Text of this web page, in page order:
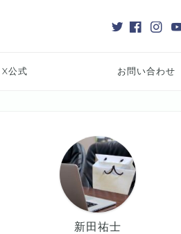
X公式 お問い合わせ
新田祐士